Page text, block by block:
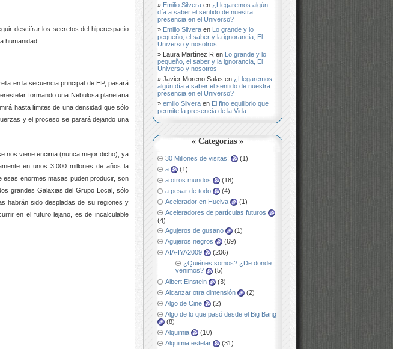
Emilio Silvera en ¿Llegaremos algún
día a saber el sentido de nuestra
presencia en el Universo?
Emilio Silvera en Lo grande y lo
pequeño, el saber y la ignorancia, El
Universo y nosotros
Laura Martínez R en Lo grande y lo
pequeño, el saber y la ignorancia, El
Universo y nosotros
Javier Moreno Salas en ¿Llegaremos
algún día a saber el sentido de nuestra
presencia en el Universo?
emilio Silvera en El fino equilibrio que
permite la presencia de la Vida
« Categorías »
30 Millones de visitas!
(1)
a
(1)
a otros mundos
(18)
a pesar de todo
(4)
Acelerador en Huelva
(1)
Aceleradores de partículas futuros
(4)
Agujeros de gusano
(1)
Agujeros negros
(69)
AIA-IYA2009
(206)
¿Quiénes somos? ¿De donde
venimos?
(5)
Albert Einstein
(3)
Alcanzar otra dimensión
(2)
Algo de Cine
(2)
Algo de lo que pasó desde el Big Bang
(8)
Alquimia
(10)
Alquimia estelar
(31)
descifrar los secretos del hiperespacio
humanidad.
en la secuencia principal de HP, pasará
formando una Nebulosa planetaria
hasta límites de una densidad que sólo
y el proceso se parará dejando una
nos viene encima (nunca mejor dicho), ya
en unos 3.000 millones de años la
esas enormes masas puden producir, son
grandes Galaxias del Grupo Local, sólo
habrán sido despladas de su regiones y
en el futuro lejano, es de incalculable